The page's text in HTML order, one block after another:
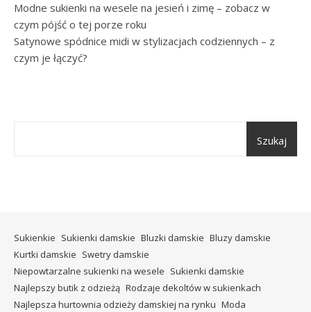
Modne sukienki na wesele na jesień i zimę – zobacz w
czym pójść o tej porze roku
Satynowe spódnice midi w stylizacjach codziennych – z
czym je łączyć?
Szukaj
Sukienkie Sukienki damskie Bluzki damskie Bluzy damskie
Kurtki damskie Swetry damskie
Niepowtarzalne sukienki na wesele Sukienki damskie
Najlepszy butik z odzieżą Rodzaje dekoltów w sukienkach
Najlepsza hurtownia odzieży damskiej na rynku Moda